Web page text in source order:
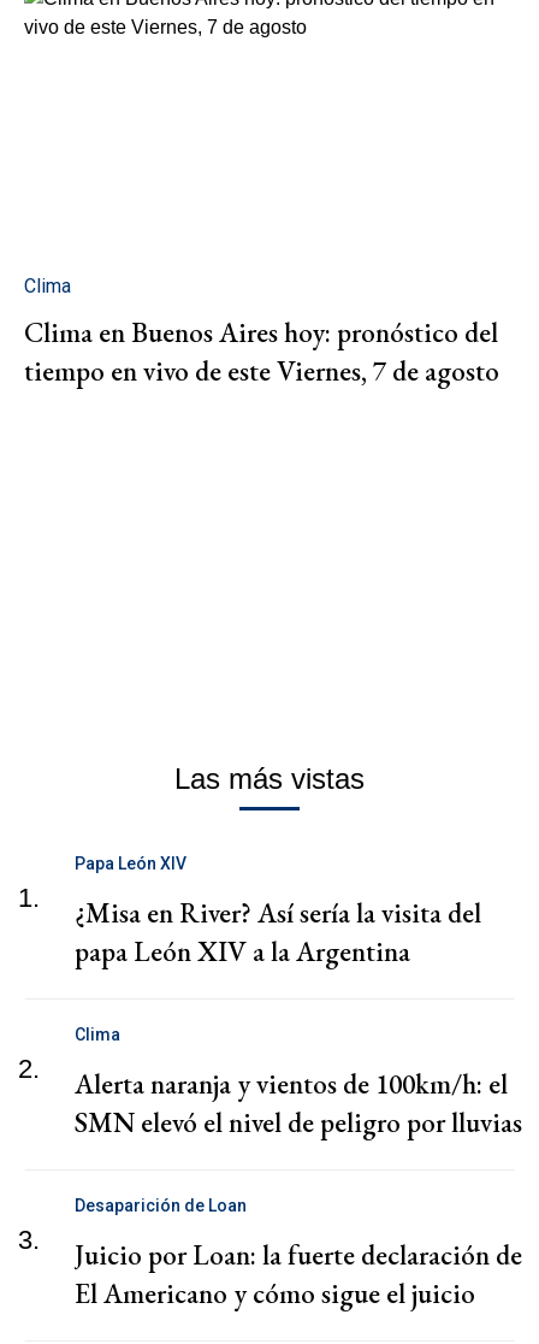
Clima
Clima en Buenos Aires hoy: pronóstico del
tiempo en vivo de este Viernes, 7 de agosto
Las más vistas
1.
Papa León XIV
¿Misa en River? Así sería la visita del
papa León XIV a la Argentina
2.
Clima
Alerta naranja y vientos de 100km/h: el
SMN elevó el nivel de peligro por lluvias
3.
Desaparición de Loan
Juicio por Loan: la fuerte declaración de
El Americano y cómo sigue el juicio